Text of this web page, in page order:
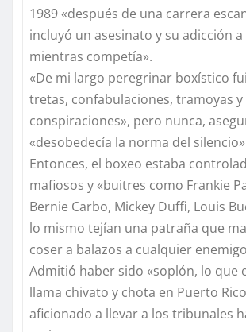
1989 «después de una carrera
incluyó un asesinato y su adicción
mientras competía».
«De mi largo peregrinar boxístico
tretas, confabulaciones, tramoyas y
conspiraciones», pero nunca,
«desobedecía la norma del
Entonces, el boxeo estaba
mafiosos y «buitres como Frankie
Bernie Carbo, Mickey Duffi, Louis
lo mismo tejían una patraña que
coser a balazos a cualquier
Admitió haber sido «soplón, lo que
llama chivato y chota en Puerto
aficionado a llevar a los tribunales